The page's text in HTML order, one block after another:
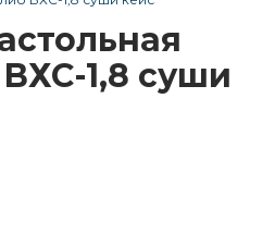
1,8 суши